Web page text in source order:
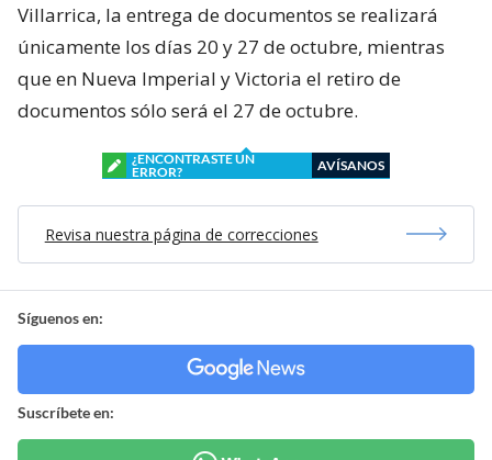
Villarrica, la entrega de documentos se realizará
únicamente los días 20 y 27 de octubre, mientras
que en Nueva Imperial y Victoria el retiro de
documentos sólo será el 27 de octubre.
¿ENCONTRASTE UN
ERROR?
AVÍSANOS
Revisa nuestra página de correcciones
Síguenos en:
Suscríbete en: